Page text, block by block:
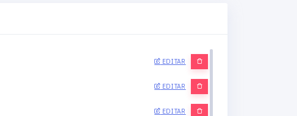
EDITAR
EDITAR
EDITAR